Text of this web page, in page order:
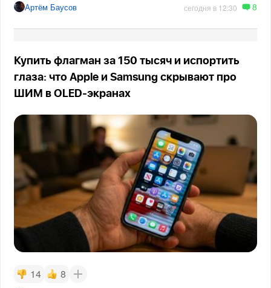
Артём Баусов сегодня в 12:30 8
Купить флагман за 150 тысяч и испортить
глаза: что Apple и Samsung скрывают про
ШИМ в OLED-экранах
14 8